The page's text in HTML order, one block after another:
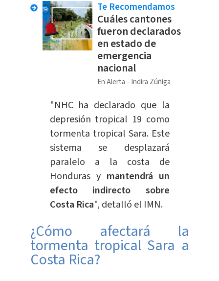
Te Recomendamos
Cuáles cantones
fueron declarados
en estado de
emergencia
nacional
En Alerta Indira Zúñiga
"NHC ha declarado que la
depresión tropical 19 como
tormenta tropical Sara. Este
sistema se desplazará
paralelo a la costa de
Honduras y mantendrá un
efecto indirecto sobre
Costa Rica", detalló el IMN.
¿Cómo afectará la
tormenta tropical Sara a
Costa Rica?